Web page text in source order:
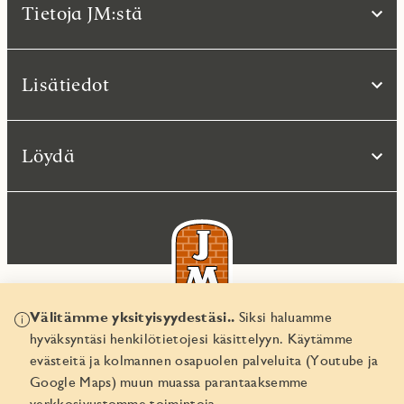
Välitämme yksityisyydestäsi.. Siksi haluamme
hyväksyntäsi henkilötietojesi käsittelyyn. Käytämme
evästeitä ja kolmannen osapuolen palveluita (Youtube ja
Google Maps) muun muassa parantaaksemme
Tietoja JM:stä
Lisätiedot
Löydä
© JM Suomi OY 2026
Yritystunnus 1974161-8